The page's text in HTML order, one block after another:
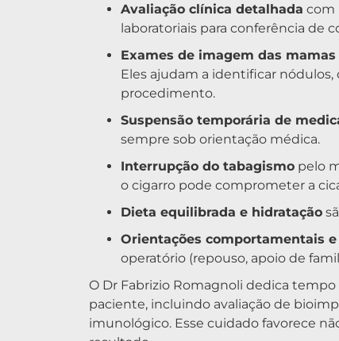
Avaliação clínica detalhada com
laboratoriais para conferência de
Exames de imagem das mamas
Eles ajudam a identificar
procedimento.
Suspensão temporária de
sempre sob orientação médica.
Interrupção do tabagismo pelo
o cigarro pode comprometer a
Dieta equilibrada e hidratação
Orientações comportamentais
operatório (repouso, apoio de
O Dr Fabrizio Romagnoli dedica
paciente, incluindo avaliação de
imunológico. Esse cuidado favorece